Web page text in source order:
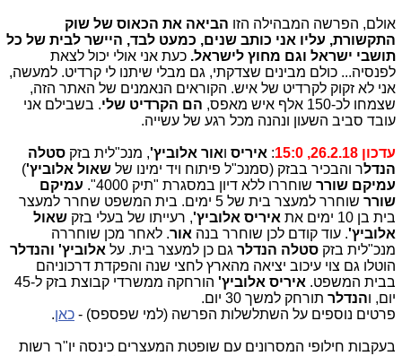
אולם, הפרשה המבהילה הזו הביאה את הכאוס של שוק
התקשורת, עליו אני כותב שנים, כמעט לבד, היישר לבית של כל
תושבי ישראל וגם מחוץ לישראל. כעת אני אולי יכול לצאת
לפנסיה... כולם מבינים שצדקתי, גם מבלי שיתנו לי קרדיט. למעשה,
אני לא זקוק לקרדיט של איש. הקוראים הנאמנים של האתר הזה,
שצמחו לכ-150 אלף איש מאפס,
הם הקרדיט שלי. בשבילם אני
עובד סביב השעון ונהנה מכל רגע של עשייה.
עדכון 26.2.18, 15:0 : איריס ואור אלוביץ', מנכ"לית בזק סטלה
הנדלר והבכיר בבזק (סמנכ"ל פיתוח ויד ימינו של שאול אלוביץ')
עמיקם שורר שוחררו ללא דיון במסגרת "תיק 4000".
עמיקם
שורר
שוחרר למעצר בית של 5 ימים. בית המשפט שחרר למעצר
בית בן 10 ימים את
איריס אלוביץ', רעייתו של בעלי בזק שאול
אלוביץ'. עוד קודם לכן שוחרר בנה אור. לאחר מכן שוחררה
מנכ"לית בזק סטלה הנדלר גם כן למעצר בית. על אלוביץ' והנדלר
הוטלו גם צוי עיכוב יציאה מהארץ לחצי שנה והפקדת דרכוניהם
בבית המשפט. איריס אלוביץ'
הורחקה ממשרדי קבוצת בזק ל-45
יום, והנדלר תורחק למשך 30 יום.
פרטים נוספים על השתלשלות הפרשה (למי שפספס) - כאן.
בעקבות חילופי המסרונים עם שופטת המעצרים כינסה יו"ר רשות